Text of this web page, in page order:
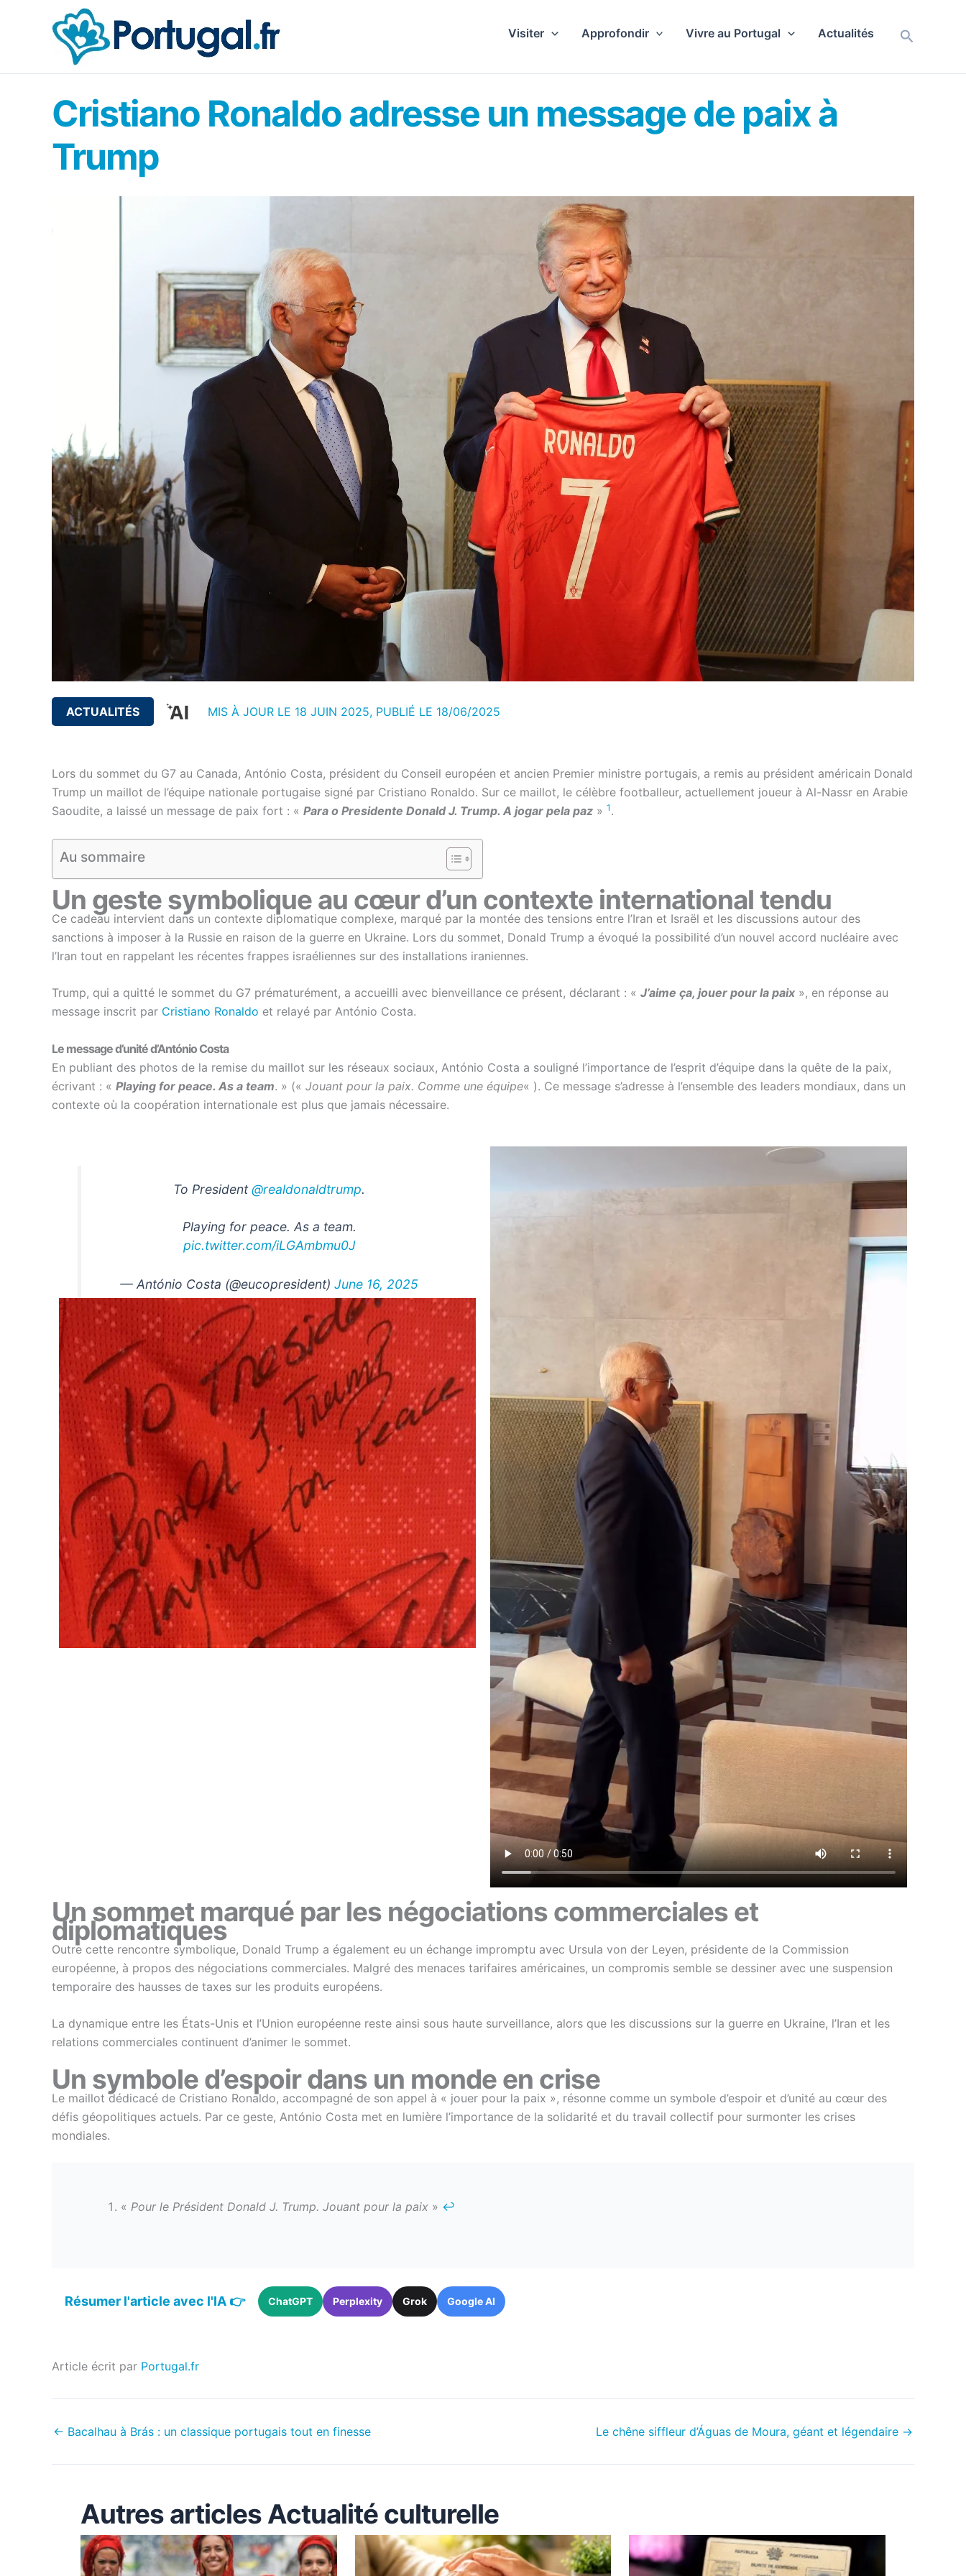
Visiter Approfondir Vivre au Portugal Actualités
Cristiano Ronaldo adresse un message de paix à
Trump
ACTUALITÉS MIS À JOUR LE 18 JUIN 2025, PUBLIÉ LE 18/06/2025
Lors du sommet du G7 au Canada, António Costa, président du Conseil européen et ancien Premier ministre portugais, a remis au président américain Donald
Trump un maillot de l’équipe nationale portugaise signé par Cristiano Ronaldo. Sur ce maillot, le célèbre footballeur, actuellement joueur à Al-Nassr en Arabie
Saoudite, a laissé un message de paix fort : « Para o Presidente Donald J. Trump. A jogar pela paz » 1 .
Au sommaire
Un geste symbolique au cœur d’un contexte international tendu
Ce cadeau intervient dans un contexte diplomatique complexe, marqué par la montée des tensions entre l’Iran et Israël et les discussions autour des
sanctions à imposer à la Russie en raison de la guerre en Ukraine. Lors du sommet, Donald Trump a évoqué la possibilité d’un nouvel accord nucléaire avec
l’Iran tout en rappelant les récentes frappes israéliennes sur des installations iraniennes.
Trump, qui a quitté le sommet du G7 prématurément, a accueilli avec bienveillance ce présent, déclarant : « J’aime ça, jouer pour la paix », en réponse au
message inscrit par Cristiano Ronaldo et relayé par António Costa.
Le message d’unité d’António Costa
En publiant des photos de la remise du maillot sur les réseaux sociaux, António Costa a souligné l’importance de l’esprit d’équipe dans la quête de la paix,
écrivant : « Playing for peace. As a team. » (« Jouant pour la paix. Comme une équipe« ). Ce message s’adresse à l’ensemble des leaders mondiaux, dans un
contexte où la coopération internationale est plus que jamais nécessaire.
To President@realdonaldtrump.
Playing for peace. As a team.
pic.twitter.com/iLGAmbmu0J
— António Costa (@eucopresident) June 16, 2025
Un sommet marqué par les négociations commerciales et
diplomatiques
Outre cette rencontre symbolique, Donald Trump a également eu un échange impromptu avec Ursula von der Leyen, présidente de la Commission
européenne, à propos des négociations commerciales. Malgré des menaces tarifaires américaines, un compromis semble se dessiner avec une suspension
temporaire des hausses de taxes sur les produits européens.
La dynamique entre les États-Unis et l’Union européenne reste ainsi sous haute surveillance, alors que les discussions sur la guerre en Ukraine, l’Iran et les
relations commerciales continuent d’animer le sommet.
Un symbole d’espoir dans un monde en crise
Le maillot dédicacé de Cristiano Ronaldo, accompagné de son appel à « jouer pour la paix », résonne comme un symbole d’espoir et d’unité au cœur des
défis géopolitiques actuels. Par ce geste, António Costa met en lumière l’importance de la solidarité et du travail collectif pour surmonter les crises
mondiales.
« Pour le Président Donald J. Trump. Jouant pour la paix » ↩︎
Résumer l'article avec l'IA 👉 ChatGPT Perplexity Grok Google AI
Article écrit par Portugal.fr
← Bacalhau à Brás : un classique portugais tout en finesse Le chêne siffleur d’Águas de Moura, géant et légendaire →
Autres articles Actualité culturelle